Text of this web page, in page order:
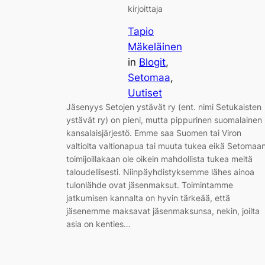
kirjoittaja
Tapio
Mäkeläinen
in Blogit
Setomaa
Uutiset
Jäsenyys Setojen ystävät ry (ent. nimi Setukaisten
ystävät ry) on pieni, mutta pippurinen suomalainen
kansalaisjärjestö. Emme saa Suomen tai Viron
valtiolta valtionapua tai muuta tukea eikä
toimijoillakaan ole oikein mahdollista tukea meitä
taloudellisesti. Niinpäyhdistyksemme lähes ainoa
tulonlähde ovat jäsenmaksut. Toimintamme
jatkumisen kannalta on hyvin tärkeää, että
jäsenemme maksavat jäsenmaksunsa, nekin, joilta
asia on kenties…